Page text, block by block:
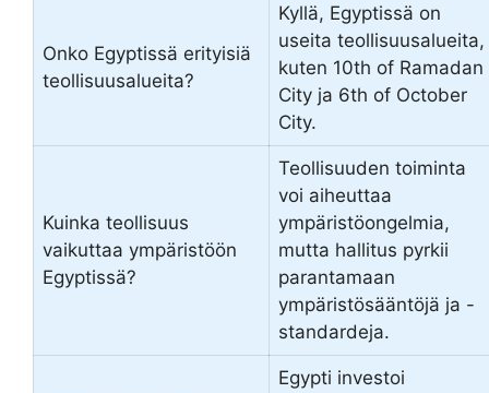
Onko Egyptissä erityisiä
teollisuusalueita?
Kyllä, Egyptissä on
useita teollisuusalueita,
kuten 10th of Ramadan
City ja 6th of October
City.
Kuinka teollisuus
vaikuttaa ympäristöön
Egyptissä?
Teollisuuden toiminta
voi aiheuttaa
ympäristöongelmia,
mutta hallitus pyrkii
parantamaan
ympäristösääntöjä ja -
standardeja.
Egypti investoi